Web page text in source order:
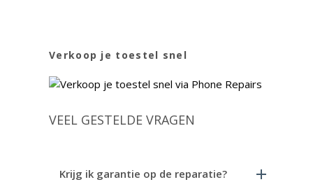
Verkoop je toestel snel
VEEL GESTELDE VRAGEN
Krijg ik garantie op de reparatie?